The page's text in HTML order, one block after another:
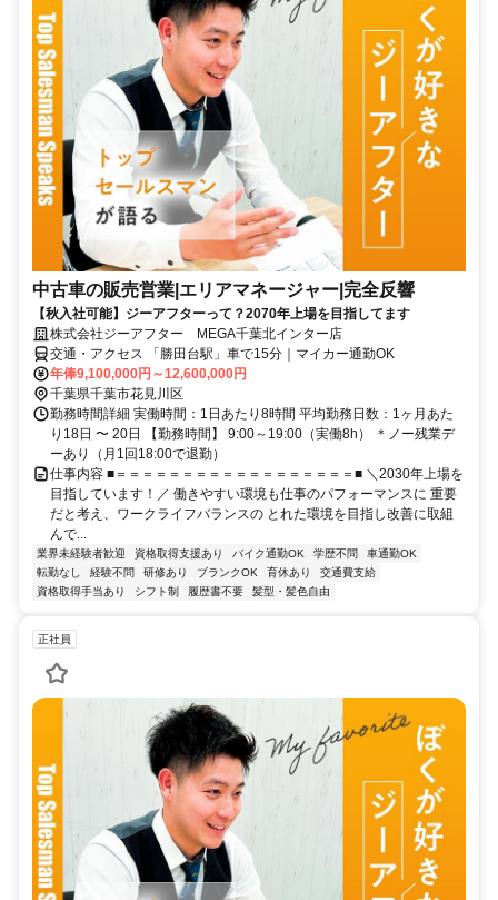
中古車の販売営業|エリアマネージャー|完全反響
【秋入社可能】ジーアフターって？2070年上場を目指してます
株式会社ジーアフター MEGA千葉北インター店
交通・アクセス 「勝田台駅」車で15分｜マイカー通勤OK
年俸9,100,000円～12,600,000円
千葉県千葉市花見川区
勤務時間詳細 実働時間：1日あたり8時間 平均勤務日数：1ヶ月あた
り18日 〜 20日 【勤務時間】 9:00～19:00（実働8h） ＊ノー残業デ
ーあり（月1回18:00で退勤）
仕事内容 ■＝＝＝＝＝＝＝＝＝＝＝＝＝＝＝＝＝＝■ ＼2030年上場を
目指しています！／ 働きやすい環境も仕事のパフォーマンスに 重要
だと考え、ワークライフバランスの とれた環境を目指し改善に取組
んで...
業界未経験者歓迎 資格取得支援あり バイク通勤OK 学歴不問
車通勤OK
転勤なし
経験不問 研修あり ブランクOK 育休あり
交通費支給
資格取得手当あり
シフト制 履歴書不要 髪型・髪色自由
正社員